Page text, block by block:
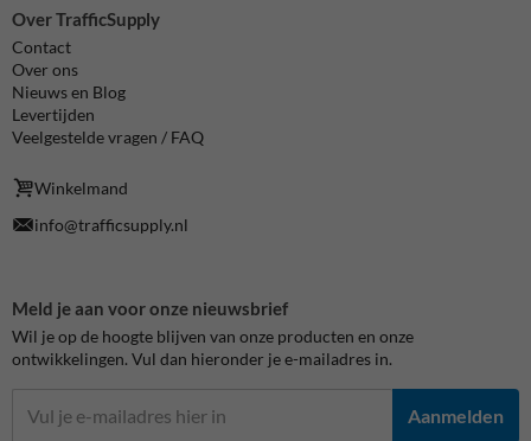
Over TrafficSupply
Contact
Over ons
Nieuws en Blog
Levertijden
Veelgestelde vragen / FAQ
Winkelmand
info@trafficsupply.nl
Meld je aan voor onze nieuwsbrief
Wil je op de hoogte blijven van onze producten en onze
ontwikkelingen. Vul dan hieronder je e-mailadres in.
Aanmelden